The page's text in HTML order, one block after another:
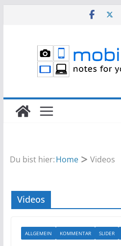
Du bist hier:Home Videos
Videos
ALLGEMEIN KOMMENTAR SLIDER